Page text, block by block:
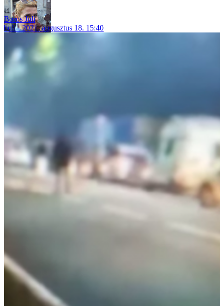
Boros Juli
buli
2021. augusztus 18. 15:40